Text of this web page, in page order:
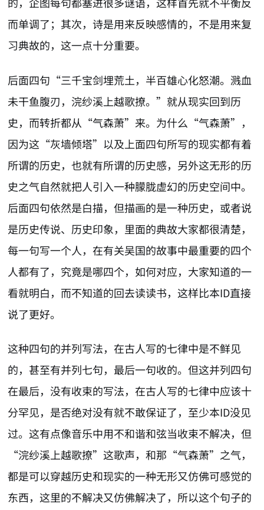
而单调了；其次，诗是用来反映感情的，不是用来复
习典故的，这一点十分重要。
后面四句“三千宝剑埋荒土，半百雄心化怒潮。溅血
未干鱼腹刃，浣纱溪上越歌撩。”就从现实回到历
史，而转折都从“气森萧”来。为什么“气森萧”，
因为这“灰墙倾塔”以及上面四句所写的现实都有着
所谓的历史，也就有所谓的历史感，另外这无形的历
史之气自然就把人引入一种朦胧虚幻的历史空间中。
后面四句依然是白描，但描画的是一种历史，或者说
是历史传说、历史印象，里面的典故大家都很清楚，
每一句写一个人，在有关吴国的故事中最重要的四个
人都有了，究竟是哪四个，如何对应，大家知道的一
看就明白，而不知道的回去读读书，这样比本ID直接
说了更好。
这种四句的并列写法，在古人写的七律中是不鲜见
的，甚至有并列七句，最后一句收的。但这并列四句
在最后，没有收束的写法，在古人写的七律中应该十
分罕见，是否绝对没有就不敢保证了，至少本ID没见
过。这有点像音乐中用不和谐和弦当收束不解决，但
“浣纱溪上越歌撩”这歌声，和那“气森萧”之气，
都是可以穿越历史和现实的一种无形又仿佛可感觉的
东西，这里的不解决又仿佛解决了，所以这个句子的